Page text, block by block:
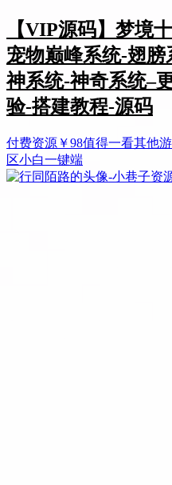
【VIP源码】梦境
宠物巅峰系统-翅
神系统-神奇系统–
验-搭建教程-源码
付费资源 ￥98值得一看其他
区小白一键端